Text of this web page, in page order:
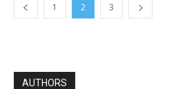
1 2 3
AUTHORS